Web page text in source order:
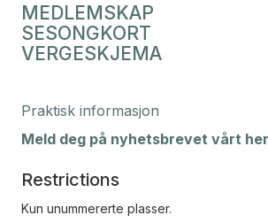
MEDLEMSKAP
SESONGKORT
VERGESKJEMA
Praktisk informasjon
Meld deg på nyhetsbrevet vårt
Restrictions
Kun unummererte plasser.